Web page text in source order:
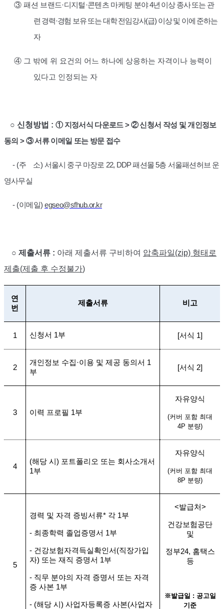
③ 패션 브랜드·디지털·콘텐츠 마케팅 분야4년 이상 종사 또는 관
련 경력·경험 보유 또는 대학 전임강사(급) 이상 및 이에 준하는
자
④ 그 밖에 위 요건의 어느 하나에 상응하는 자격이나 능력이
있다고 인정되는 자
○ 신청방법 : ① 지정서식 다운로드>②신청서 작성 및 개인정보
동의 >③서류 이메일 또는 방문 접수
- (주 소) 서울시 중구 마장로 22, DDP패션몰5층 서울패션허브 운
영사무실
- (이메일)egseo@sfhub.or.kr
○ 제출서류 : 아래 제출서류 구비하여 압축파일(zip) 형태로
제출(제출 후 수정불가)
연
번
제출서류 비고
1 신청서 1부 [서식 1]
2
개인정보 수집·이용 및 제공 동의서 1
부
[서식 2]
3 이력 프로필 1부
자유양식
(커버 포함 최대
4P 분량)
4
(해당 시) 포트폴리오 또는 회사소개서
1부
자유양식
(커버 포함 최대
8P 분량)
5
경력 및 자격 증빙서류* 각 1부
- 최종학력 졸업증명서 1부
- 건강보험자격득실확인서 (직장가입
자) 또는 재직 증명서 1부
- 직무 분야의 자격 증명서 또는 자격
증 사본 1부
- (해당 시 ) 사업자등록증 사본(사업자
<발급처>
건강보험공단
및
정부24, 홈택스
등
※발급일 : 공고일
기준